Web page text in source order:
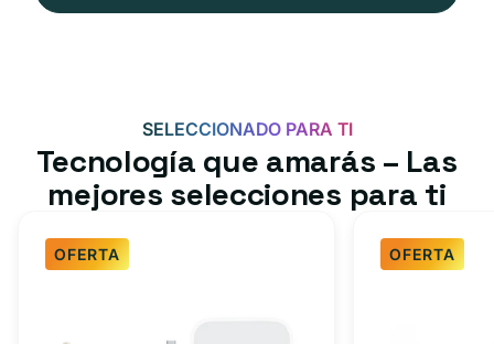
SELECCIONADO PARA TI
Tecnología que amarás – Las
mejores selecciones para ti
OFERTA OFERTA